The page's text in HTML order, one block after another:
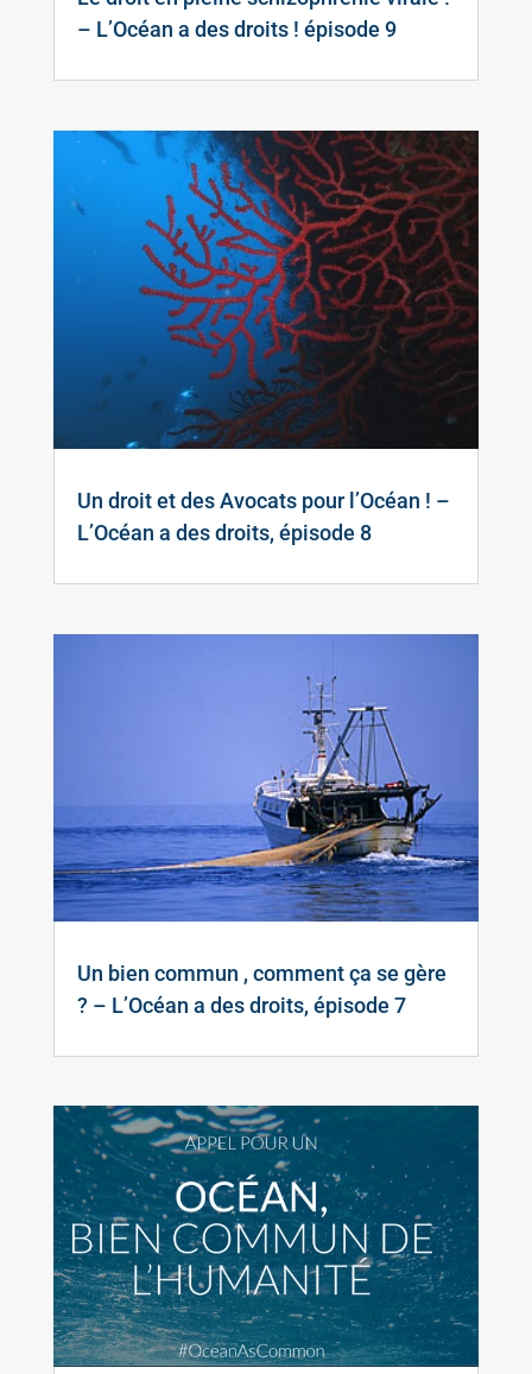
– L’Océan a des droits ! épisode 9
Un droit et des Avocats pour l’Océan ! –
L’Océan a des droits, épisode 8
Un bien commun , comment ça se gère
? – L’Océan a des droits, épisode 7